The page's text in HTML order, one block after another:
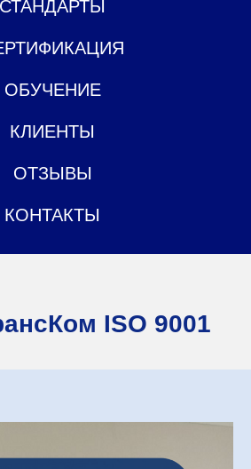
СТАНДАРТЫ
ОБУЧЕНИЕ
КЛИЕНТЫ
ОТЗЫВЫ
КОНТАКТЫ
ISO 9001